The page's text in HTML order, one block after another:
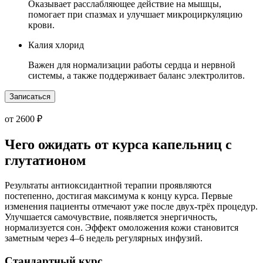
Оказывает расслабляющее действие на мышцы,
помогает при спазмах и улучшает микроциркуляцию
крови.
Калия хлорид
Важен для нормализации работы сердца и нервной
системы, а также поддерживает баланс электролитов.
Записаться
от 2600 ₽
Чего ожидать от курса капельниц с
глутатионом
Результаты антиоксидантной терапии проявляются
постепенно, достигая максимума к концу курса. Первые
изменения пациенты отмечают уже после двух-трёх процедур.
Улучшается самочувствие, появляется энергичность,
нормализуется сон. Эффект омоложения кожи становится
заметным через 4–6 недель регулярных инфузий.